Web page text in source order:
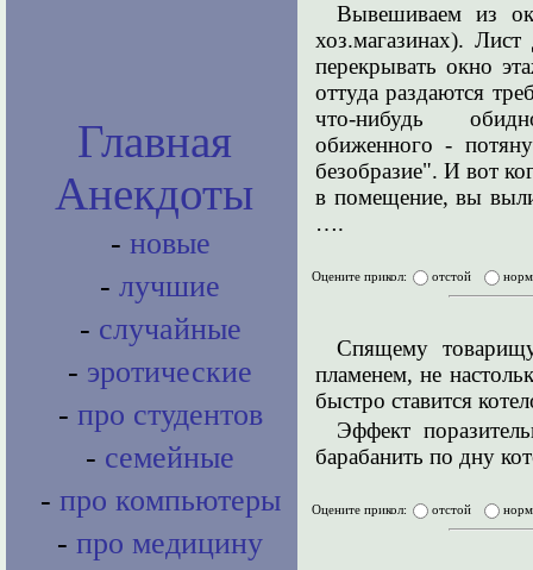
Главная
Анекдоты
- новые
- лучшие
- случайные
- эротические
- про студентов
- семейные
- про компьютеры
- про медицину
Вывешиваем из
хоз.магазинах).
перекрывать окно
оттуда раздаются
что-нибудь
обиженного -
безобразие". И вот
в помещение, вы
….
Оцените прикол: отстой
Спящему
пламенем, не
быстро ставится
Эффект
барабанить по дну
Оцените прикол: отстой